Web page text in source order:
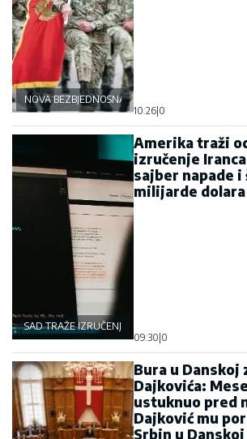
NOVA BEZBJEDNOSNA OSOVINA
10:26 0
SAD TRAŽE IZRUČENJE
Amerika traži
izručenje
sajber napade
milijarde dolara
09:30 0
Bura u Danskoj
Dajkovića:
ustuknuo pred
Dajković mu
Srbin u